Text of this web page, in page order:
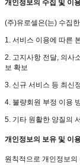
개인정보의 수집 및 이
(주)유로셀은(는) 수집
1. 서비스 이용에 따른
2. 고지사항 전달, 의사
보 확보
3. 신규 서비스 등 최신
4. 불량회원 부정 이용
5. 기타 원활한 양질의
개인정보의 보유 및 이
원칙적으로 개인정보의